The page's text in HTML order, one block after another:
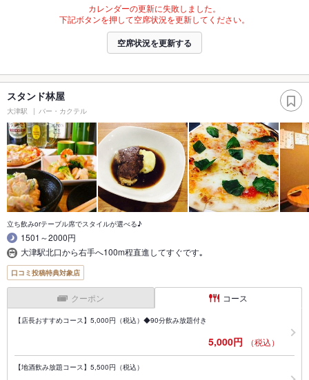
カレンダーの更新に失敗しました。
下記ボタンを押して空席状況を更新してください。
空席状況を更新する
スタンド林屋
大津駅 バー・カクテル
立ち飲みorテーブル席でスタイルが選べる♪
1501～2000円
大津駅北口から右手へ100m程直進してすぐです｡
口コミ投稿特典対象店
クーポン コース
【店長おすすめコース】5,000円（税込）◆90分飲み放題付き
5,000円 （税込）
【地酒飲み放題コース】5,500円（税込）